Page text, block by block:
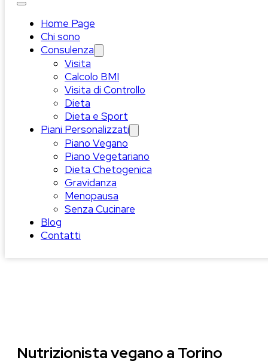
Home Page
Chi sono
Consulenza
Visita
Calcolo BMI
Visita di Controllo
Dieta
Dieta e Sport
Piani Personalizzati
Piano Vegano
Piano Vegetariano
Dieta Chetogenica
Gravidanza
Menopausa
Senza Cucinare
Blog
Contatti
Nutrizionista vegano a Torino